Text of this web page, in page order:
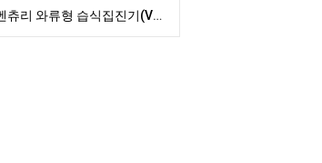
벤츄리 와류형 습식집진기(VWS 시리즈)